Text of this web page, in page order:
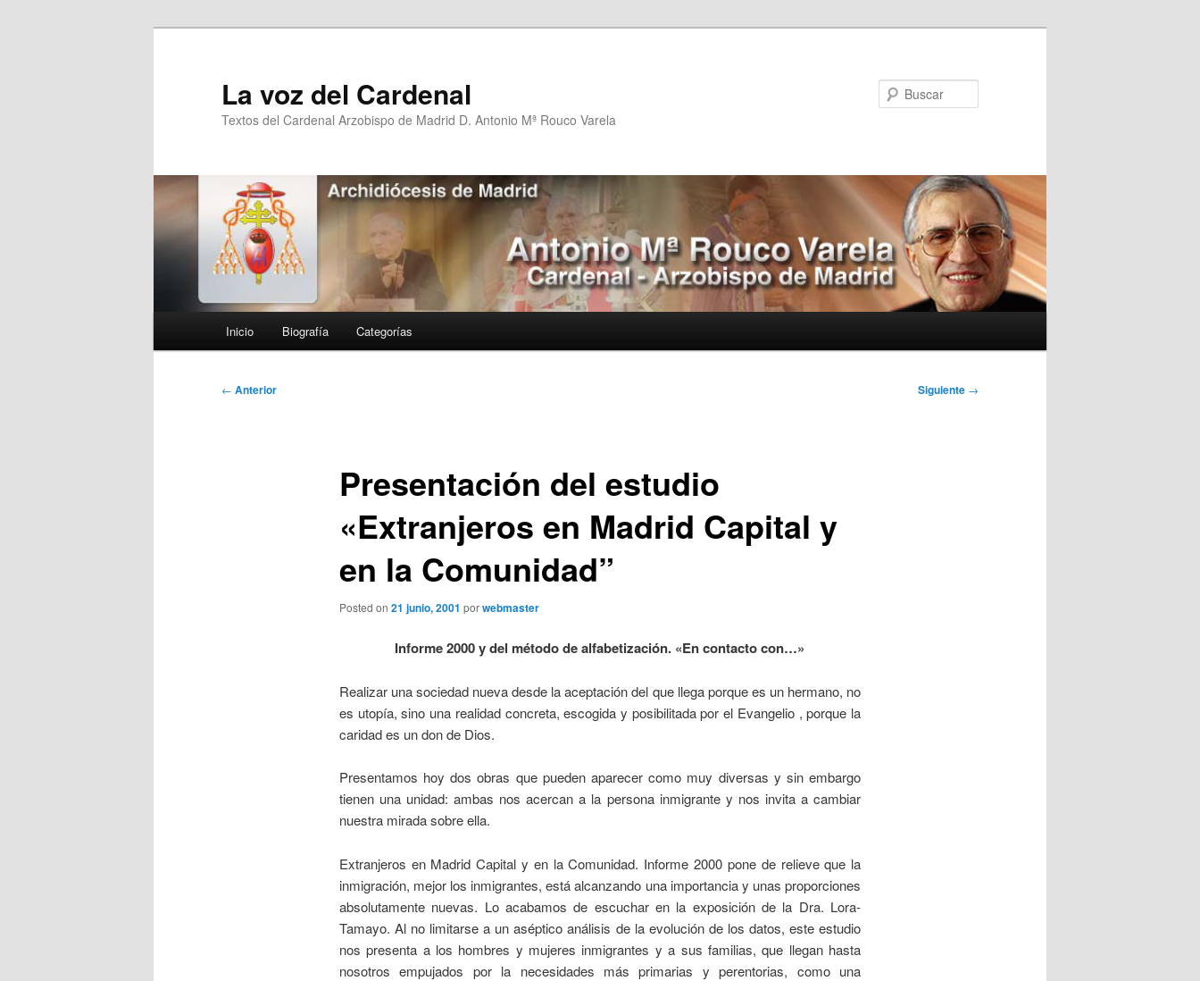
La voz del Cardenal
Textos del Cardenal Arzobispo de Madrid D. Antonio Mª Rouco Varela
Inicio Biografía Categorías
Navegación
← Anterior Siguiente →
Presentación del estudio
«Extranjeros en Madrid Capital y
en la Comunidad”
Posted on 21 junio, 2001 porwebmaster
Informe 2000 y del método de alfabetización. «En contacto con…»
Realizar una sociedad nueva desde la aceptación del que llega porque es un hermano, no
es utopía, sino una realidad concreta, escogida y posibilitada por el Evangelio , porque la
caridad es un don de Dios.
Presentamos hoy dos obras que pueden aparecer como muy diversas y sin embargo
tienen una unidad: ambas nos acercan a la persona inmigrante y nos invita a cambiar
nuestra mirada sobre ella.
Extranjeros en Madrid Capital y en la Comunidad. Informe 2000 pone de relieve que la
inmigración, mejor los inmigrantes, está alcanzando una importancia y unas proporciones
absolutamente nuevas. Lo acabamos de escuchar en la exposición de la Dra. Lora-
Tamayo. Al no limitarse a un aséptico análisis de la evolución de los datos, este estudio
nos presenta a los hombres y mujeres inmigrantes y a sus familias, que llegan hasta
nosotros empujados por la necesidades más primarias y perentorias, como una